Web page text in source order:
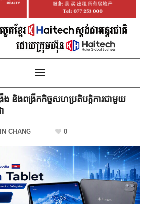
រឹង និងពង្រីកកិច្ចសហប្រតិបត្តិការជាមួយ
CHANG 0